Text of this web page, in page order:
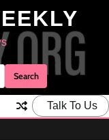
Talk To Us